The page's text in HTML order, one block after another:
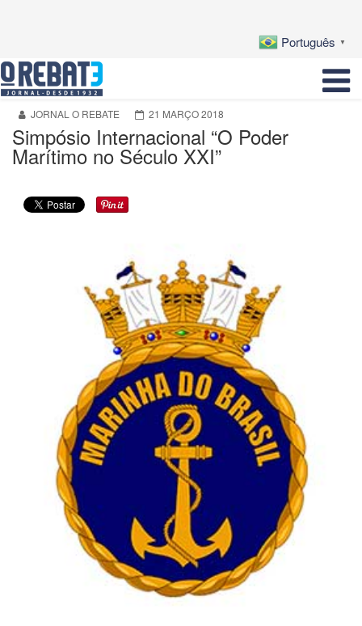
Português ▼
JORNAL O REBATE 21 MARÇO 2018
Simpósio Internacional “O Poder
Marítimo no Século XXI”